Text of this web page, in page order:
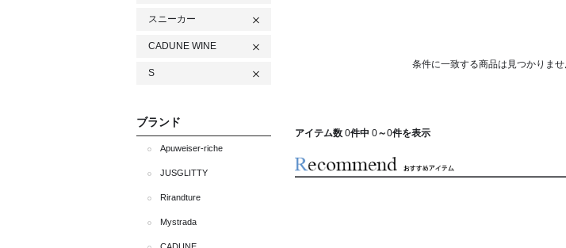
スニーカー
CADUNE WINE
S
ブランド
Apuweiser-riche
JUSGLITTY
Rirandture
Mystrada
条件に一致する商品は見つかりま
アイテム数 0件中 0～0件を表示